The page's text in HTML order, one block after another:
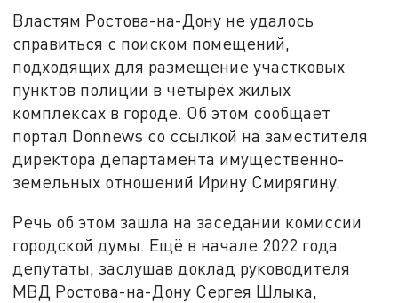
Властям Ростова-на-Дону не удалось
справиться с поиском помещений,
подходящих для размещение участковых
пунктов полиции в четырёх жилых
комплексах в городе. Об этом сообщает
портал Donnews со ссылкой на заместителя
директора департамента имущественно-
земельных отношений Ирину Смирягину.
Речь об этом зашла на заседании комиссии
городской думы. Ещё в начале 2022 года
депутаты, заслушав доклад руководителя
МВД Ростова-на-Дону Сергея Шлыка,